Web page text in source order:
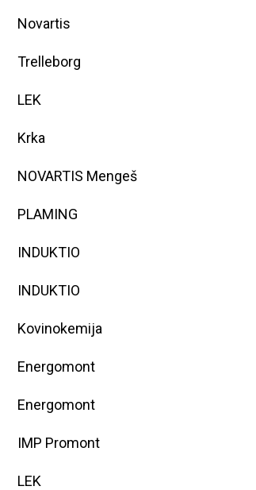
Novartis
Trelleborg
LEK
Krka
NOVARTIS Mengeš
PLAMING
INDUKTIO
INDUKTIO
Kovinokemija
Energomont
Energomont
IMP Promont
LEK